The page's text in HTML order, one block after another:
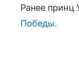
Ранее принц
Победы.